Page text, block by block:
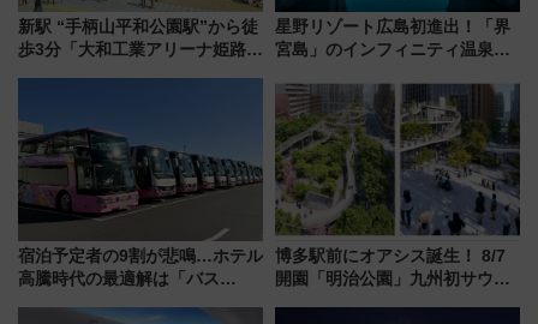
新駅 “手柄山平和公園駅”から徒
歩3分「大和工業アリーナ姫路」
アクセス
星野リゾート広島初進出！「界
宮島」のインフィニティ温泉と
宿泊料金・アクセスは？（2026
年7月23日開業）
宿泊予定者の9割が悲鳴…ホテル
高騰時代の最適解は「バス
博多駅前にオアシス誕生！ 8/7
開園「明治公園」九州初サウナ